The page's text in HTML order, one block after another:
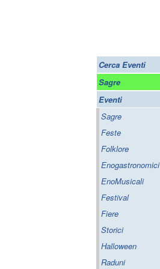
Cerca Eventi
Sagre
Eventi
Sagre
Feste
Folklore
Enogastronomici
EnoMusicali
Festival
Fiere
Storici
Halloween
Raduni